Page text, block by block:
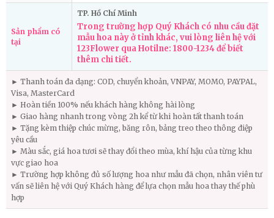
Sản phẩm có
tại
TP. Hồ Chí Minh
Trong trường hợp Quý Khách có nhu cầu đặt
mẫu hoa này ở tỉnh khác, vui lòng liên hệ với
123Flower qua Hotilne: 1800-1234 để biết
thêm chi tiết.
► Thanh toán đa dạng: COD, chuyển khoản, VNPAY, MOMO, PAYPAL,
Visa, MasterCard
► Hoàn tiền 100% nếu khách hàng không hài lòng
► Giao hàng nhanh trong vòng 2h kể từ khi hoàn tất thanh toán
► Tặng kèm thiệp chúc mừng, băng rôn, bảng treo theo thông điệp
yêu cầu
► Màu sắc, giá hoa tươi sẽ thay đổi theo mùa, khí hậu của từng khu
vực giao hoa
► Trường hợp không đủ số lượng hoa như mẫu đã chọn, nhân viên tư
vấn sẽ liên hệ với Quý Khách hàng để lựa chọn mẫu hoa thay thế phù
hợp